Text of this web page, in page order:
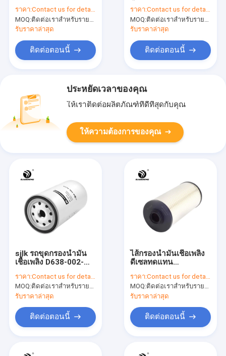
Paper Filtration
ราคา:Contact us for details
MOQ:ติดต่อเราสำหรับรายละเอียด
รับราคาล่าสุด
ติดต่อตอนนี้
MMH-80990 สำหรับ
HITACHI
ราคา:Contact us for details
MOQ:ติดต่อเราสำหรับรายละเอียด
รับราคาล่าสุด
ติดต่อตอนนี้
ประหยัดเวลาของคุณ
ให้เราติดต่อผลิตภัณฑ์ที่ดีที่สุดกับคุณ
ให้ความต้องการของคุณ
silk รถขุดกรองน้ำมัน
เชื้อเพลิง D638-002-
ราคา:Contact us for details
MOQ:ติดต่อเราสำหรับรายละเอียด
รับราคาล่าสุด
ติดต่อตอนนี้
ไส้กรองน้ำมันเชื้อเพลิง
ดีเซลทดแทน
ILAC-MRA
ราคา:Contact us for details
MOQ:ติดต่อเราสำหรับรายละเอียด
รับราคาล่าสุด
ติดต่อตอนนี้